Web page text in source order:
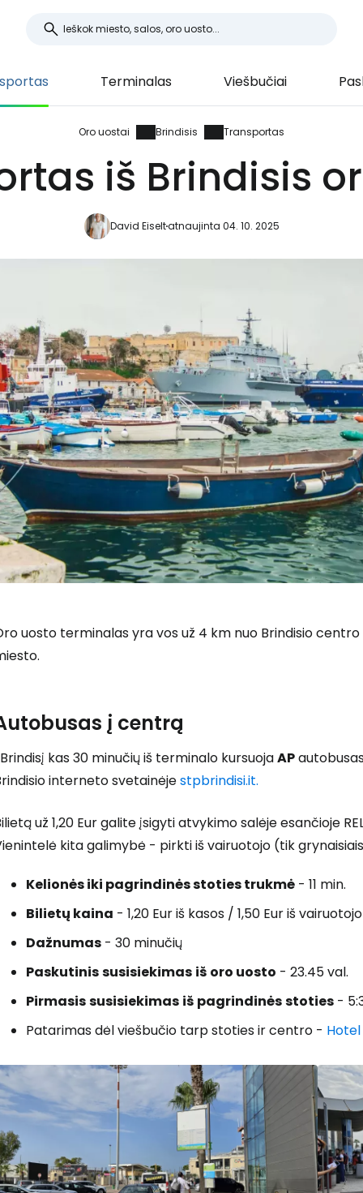
Terminalas Viešbučiai
Oro uostai Brindisis Transportas
iš Brindisis
David Eiseltatnaujinta 04. 10. 2025
uosto terminalas yra vos už 4 km nuo Brindisio
į centrą
kas 30 minučių iš terminalo kursuojaAP
interneto svetainėjestpbrindisi.it.
už 1,20 Eur galite įsigyti atvykimo salėje esančioje
kita galimybė - pirkti iš vairuotojo (tik
Kelionės iki pagrindinės stoties trukmė - 11 min.
Bilietų kaina - 1,20 Eur iš kasos / 1,50 Eur iš vairuotojo
Dažnumas - 30 minučių
Paskutinissusisiekimas iš oro uosto - 23.45 val.
Pirmasissusisiekimas iš pagrindinėsstoties -
Patarimas dėl viešbučio tarp stoties ir centro -